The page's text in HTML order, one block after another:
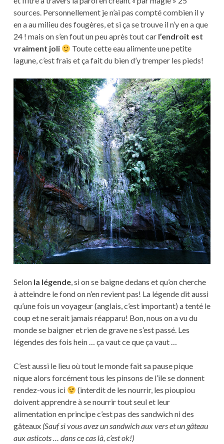
sources. Personnellement je n’ai pas compté combien il y
en a au milieu des fougères, et si ça se trouve il n’y en a que
24 ! mais on s’en fout un peu après tout car l’endroit est
vraiment joli
Toute cette eau alimente une petite
lagune, c’est frais et ça fait du bien d’y tremper les pieds!
Selon la légende, si on se baigne dedans et qu’on cherche
à atteindre le fond on n’en revient pas! La légende dit aussi
qu’une fois un voyageur (anglais, c’est important) a tenté le
coup et ne serait jamais réapparu! Bon, nous on a vu du
monde se baigner et rien de grave ne s’est passé. Les
légendes des fois hein … ça vaut ce que ça vaut …
C’est aussi le lieu où tout le monde fait sa pause pique
nique alors forcément tous les pinsons de l’ile se donnent
rendez-vous ici
(interdit de les nourrir, les pioupiou
doivent apprendre à se nourrir tout seul et leur
alimentation en principe c’est pas des sandwich ni des
gâteaux (Sauf si vous avez un sandwich aux vers et un gâteau
aux asticots … dans ce cas là, c’est ok!)